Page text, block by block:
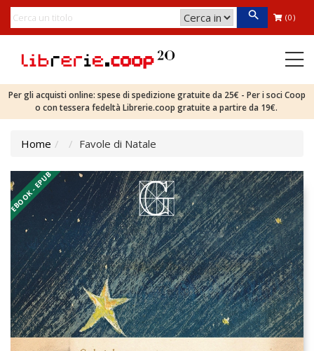
(0)
Per gli acquisti online: spese di spedizione gratuite da 25€ - Per i soci Coop
o con tessera fedeltà Librerie.coop gratuite a partire da 19€.
Home Favole di Natale
EBOOK - EPUB